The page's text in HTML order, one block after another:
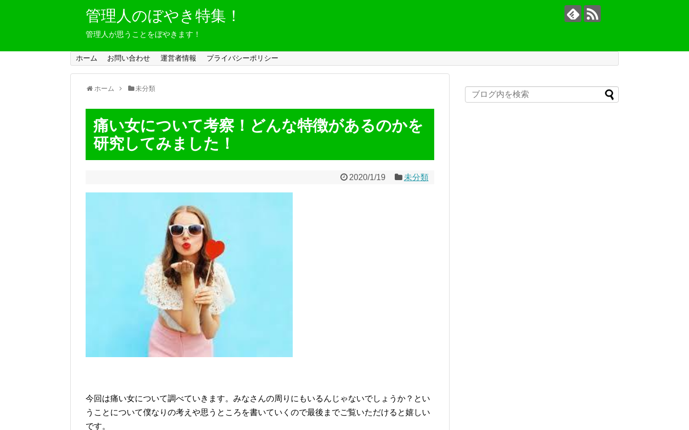
管理人のぼやき特集！
管理人が思うことをぼやきます！
ホーム お問い合わせ 運営者情報 プライバシーポリシー
ホーム 未分類
痛い女について考察！どんな特徴があるのかを
研究してみました！
2020/1/19 未分類
今回は痛い女について調べていきます。みなさんの周りにもいるんじゃないでしょうか？とい
うことについて僕なりの考えや思うところを書いていくので最後までご覧いただけると嬉しい
です。